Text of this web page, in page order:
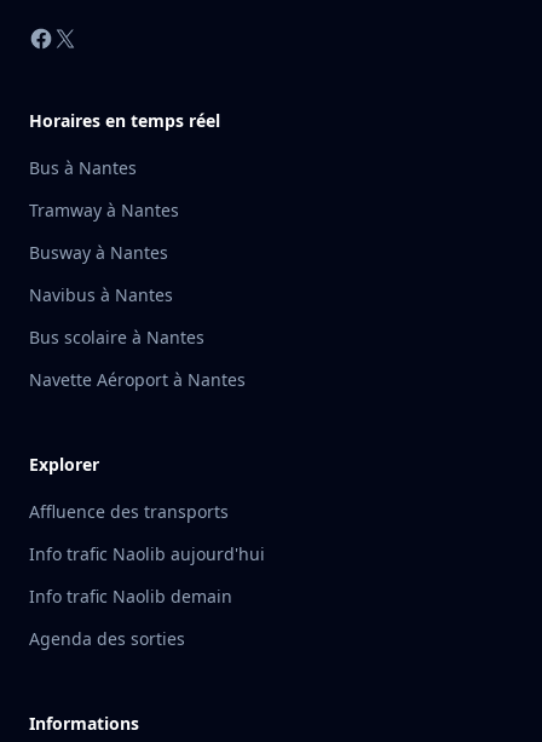
Facebook
X
Horaires en temps réel
Bus à Nantes
Tramway à Nantes
Busway à Nantes
Navibus à Nantes
Bus scolaire à Nantes
Navette Aéroport à Nantes
Explorer
Affluence des transports
Info trafic Naolib aujourd'hui
Info trafic Naolib demain
Agenda des sorties
Informations